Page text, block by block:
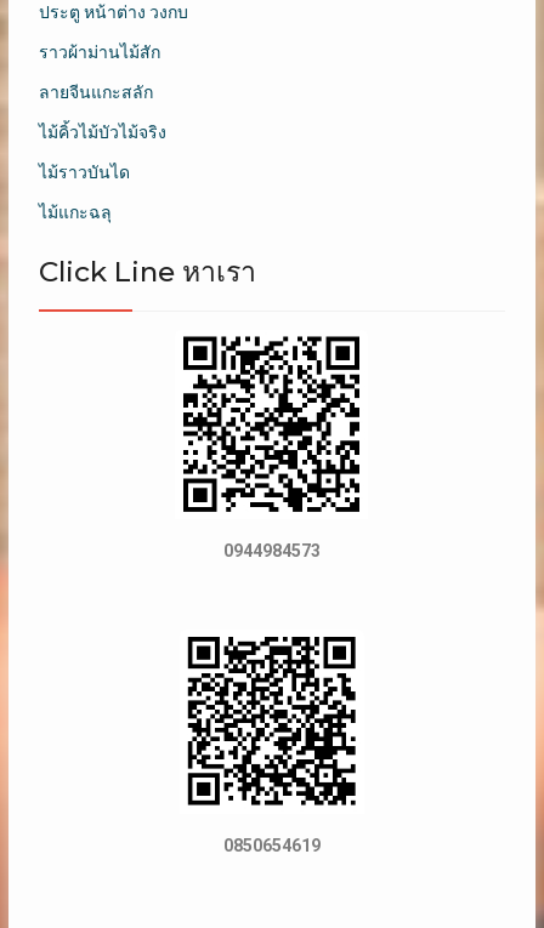
ประตู หน้าต่าง วงกบ
ราวผ้าม่านไม้สัก
ลายจีนแกะสลัก
ไม้คิ้วไม้บัวไม้จริง
ไม้ราวบันได
ไม้แกะฉลุ
Click Line หาเรา
0944984573
0850654619